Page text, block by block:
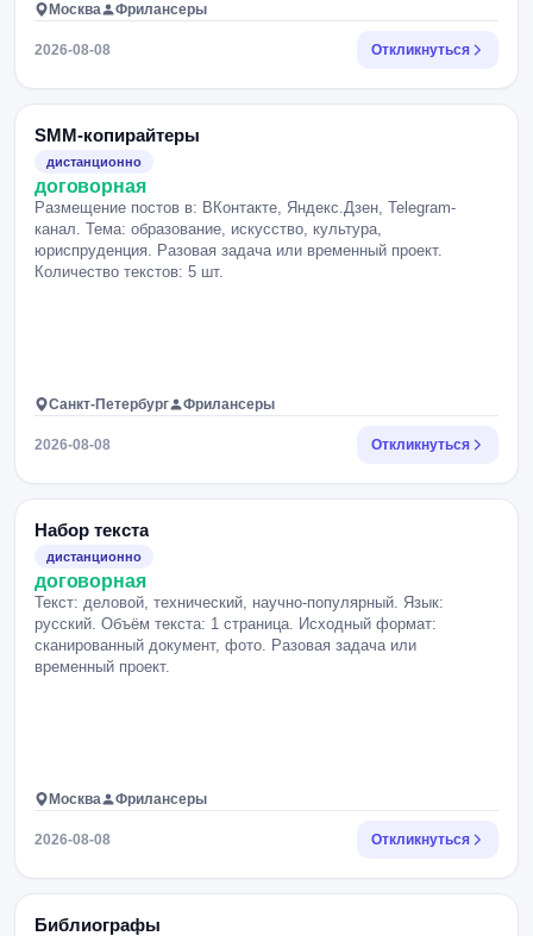
Москва Фрилансеры
2026-08-08 Откликнуться
SMM-копирайтеры
дистанционно
договорная
Размещение постов в: ВКонтакте, Яндекс.Дзен, Telegram-
канал. Тема: образование, искусство, культура,
юриспруденция. Разовая задача или временный проект.
Количество текстов: 5 шт.
Санкт-Петербург Фрилансеры
2026-08-08 Откликнуться
Набор текста
дистанционно
договорная
Текст: деловой, технический, научно-популярный. Язык:
русский. Объём текста: 1 страница. Исходный формат:
сканированный документ, фото. Разовая задача или
временный проект.
Москва Фрилансеры
2026-08-08 Откликнуться
Библиографы